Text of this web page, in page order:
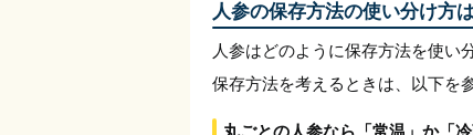
人参の保存方法の使い分け方
人参はどのように保存方法を使い
保存方法を考えるときは、以下を
丸ごとの人参なら「常温」か「